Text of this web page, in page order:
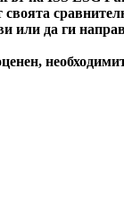
или да ги